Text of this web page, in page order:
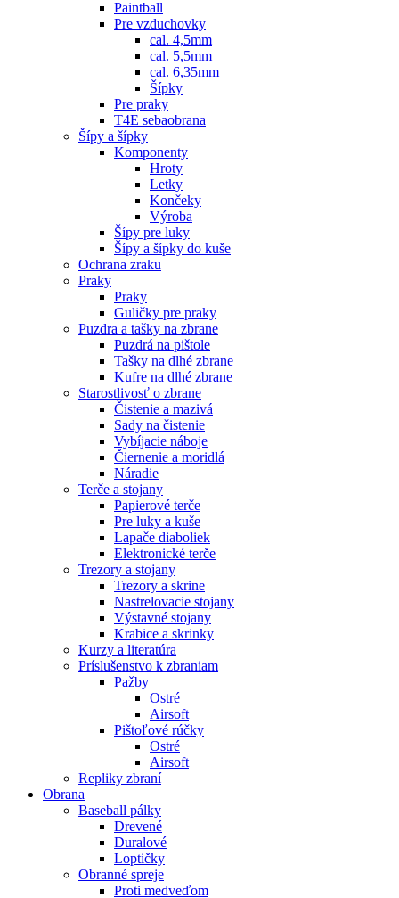
Paintball
Pre vzduchovky
cal. 4,5mm
cal. 5,5mm
cal. 6,35mm
Šípky
Pre praky
T4E sebaobrana
Šípy a šípky
Komponenty
Hroty
Letky
Končeky
Výroba
Šípy pre luky
Šípy a šípky do kuše
Ochrana zraku
Praky
Praky
Guličky pre praky
Puzdra a tašky na zbrane
Puzdrá na pištole
Tašky na dlhé zbrane
Kufre na dlhé zbrane
Starostlivosť o zbrane
Čistenie a mazivá
Sady na čistenie
Vybíjacie náboje
Čiernenie a moridlá
Náradie
Terče a stojany
Papierové terče
Pre luky a kuše
Lapače diaboliek
Elektronické terče
Trezory a stojany
Trezory a skrine
Nastrelovacie stojany
Výstavné stojany
Krabice a skrinky
Kurzy a literatúra
Príslušenstvo k zbraniam
Pažby
Ostré
Airsoft
Pištoľové rúčky
Ostré
Airsoft
Repliky zbraní
Obrana
Baseball pálky
Drevené
Duralové
Loptičky
Obranné spreje
Proti medveďom